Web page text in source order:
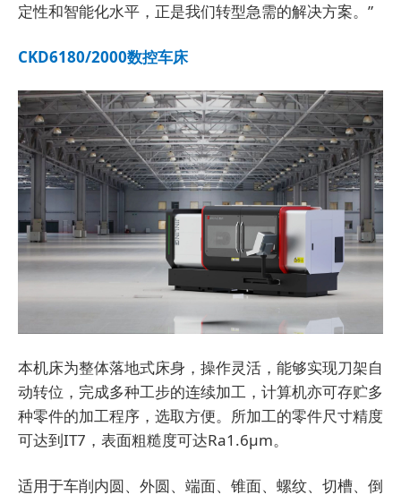
定性和智能化水平，正是我们转型急需的解决方案。”
CKD6180/2000数控车床
本机床为整体落地式床身，操作灵活，能够实现刀架自
动转位，完成多种工步的连续加工，计算机亦可存贮多
种零件的加工程序，选取方便。所加工的零件尺寸精度
可达到IT7，表面粗糙度可达Ra1.6μm。
适用于车削内圆、外圆、端面、锥面、螺纹、切槽、倒